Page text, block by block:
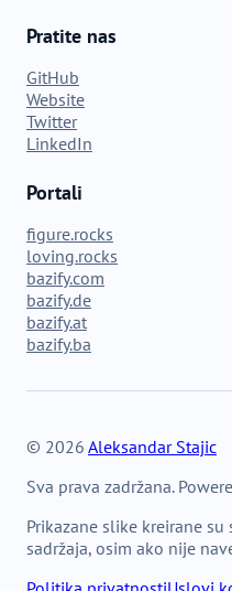
Pratite nas
GitHub
Website
Twitter
LinkedIn
Portali
figure.rocks
loving.rocks
bazify.com
bazify.de
bazify.at
bazify.ba
© 2026 Aleksandar Stajic
Sva prava zadržana.
Prikazane slike kreirane
sadržaja, osim ako nije